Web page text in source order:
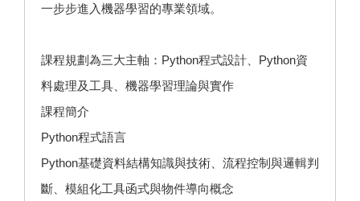
一步步進入機器學習的專業領域。
課程規劃為三大主軸：Python程式設計、Python資
料處理及工具、機器學習理論與實作
課程簡介
Python程式語言
Python基礎資料結構知識與技術、流程控制與邏輯判
斷、模組化工具函式與物件導向概念